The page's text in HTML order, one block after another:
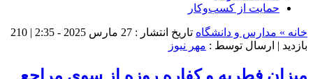
حمایت از کسب‌وکار
خانه » مدارس و دانشگاه تاریخ انتشار : 27 مارس 2025 - 2:35 |
210
بازدید | ارسال توسط : مهر نیوز